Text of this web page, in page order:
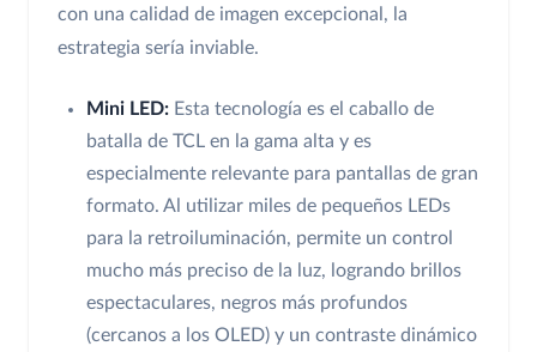
con una calidad de imagen excepcional, la
estrategia sería inviable.
Mini LED: Esta tecnología es el caballo de
batalla de TCL en la gama alta y es
especialmente relevante para pantallas de gran
formato. Al utilizar miles de pequeños LEDs
para la retroiluminación, permite un control
mucho más preciso de la luz, logrando brillos
espectaculares, negros más profundos
(cercanos a los OLED) y un contraste dinámico